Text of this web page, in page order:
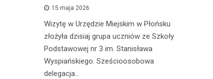
15 maja 2026
Wizytę w Urzędzie Miejskim w Płońsku
złożyła dzisiaj grupa uczniów ze Szkoły
Podstawowej nr 3 im. Stanisława
Wyspiańskiego. Sześcioosobowa
delegacja…